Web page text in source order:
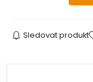
Sledovat produkt